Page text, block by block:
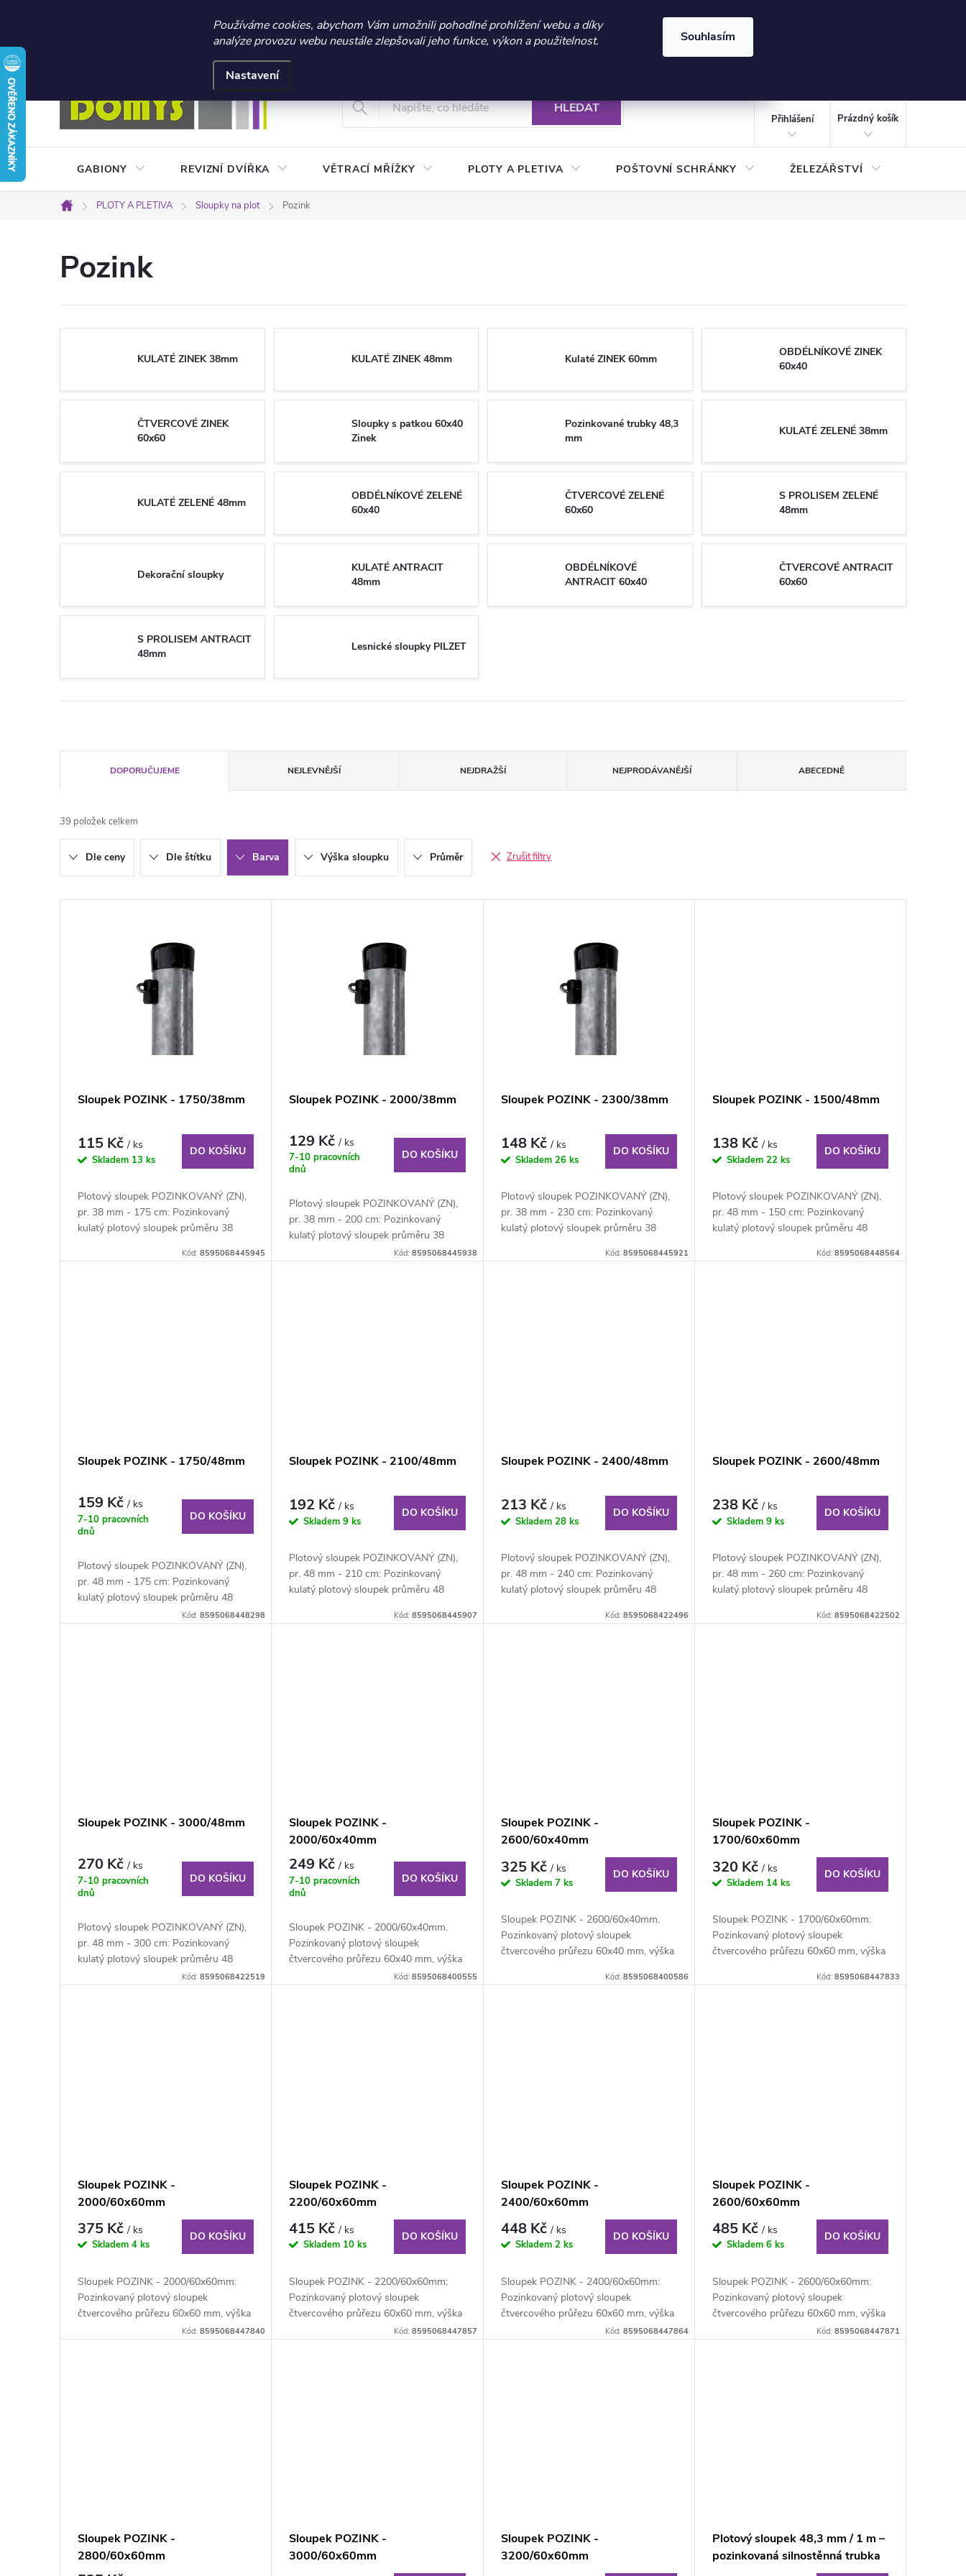
☀️ LETNÍ AKCE 2026 – sleva 300 Kč při nákupu nad 3.000 Kč | Platnost do 21.9.2026 ⏰ | Kód: LÉTO2026
Používáme cookies, abychom Vám umožnili pohodlné prohlížení webu a díky
analýze provozu webu neustále zlepšovali jeho funkce, výkon a použitelnost.
Nastavení
Souhlasím
Přejít
na
obsah
+420 604 269 200
Obchodní podmínky Vrácení a reklamace zboží Podmínky ochrany osobních údajů
HLEDAT
Přihlášení
KOŠÍK
Prázdný košík
GABIONY REVIZNÍ DVÍŘKA VĚTRACÍ MŘÍŽKY PLOTY A PLETIVA POŠTOVNÍ SCHRÁNKY ŽELEZÁŘSTVÍ
Domů
PLOTY A PLETIVA Sloupky na plot Pozink
Pozink
KULATÉ ZINEK 38mm KULATÉ ZINEK 48mm Kulaté ZINEK 60mm
OBDÉLNÍKOVÉ ZINEK
60x40
ČTVERCOVÉ ZINEK
60x60
Sloupky s patkou 60x40
Zinek
Pozinkované trubky 48,3
mm
KULATÉ ZELENÉ 38mm
KULATÉ ZELENÉ 48mm
OBDÉLNÍKOVÉ ZELENÉ
60x40
ČTVERCOVÉ ZELENÉ
60x60
S PROLISEM ZELENÉ
48mm
Dekorační sloupky
KULATÉ ANTRACIT
48mm
OBDÉLNÍKOVÉ
ANTRACIT 60x40
ČTVERCOVÉ ANTRACIT
60x60
S PROLISEM ANTRACIT
48mm
Lesnické sloupky PILZET
a
z
e
n
DOPORUČUJEME NEJLEVNĚJŠÍ NEJDRAŽŠÍ NEJPRODÁVANĚJŠÍ ABECEDNĚ
39 položek celkem
Dle ceny Dle štítku Barva Výška sloupku Průměr Zrušit filtry
Sloupek POZINK - 1750/38mm
115 Kč/ ks
Skladem 13 ks
DO KOŠÍKU
Plotový sloupek POZINKOVANÝ (ZN),
pr. 38 mm - 175 cm: Pozinkovaný
kulatý plotový sloupek průměru 38
Kód:8595068445945
Sloupek POZINK - 2000/38mm
129 Kč/ ks
7-10 pracovních
dnů
DO KOŠÍKU
Plotový sloupek POZINKOVANÝ (ZN),
pr. 38 mm - 200 cm: Pozinkovaný
kulatý plotový sloupek průměru 38
Kód: 8595068445938
Sloupek POZINK - 2300/38mm
148 Kč/ ks
Skladem 26 ks
DO KOŠÍKU
Plotový sloupek POZINKOVANÝ (ZN),
pr. 38 mm - 230 cm: Pozinkovaný
kulatý plotový sloupek průměru 38
Kód: 8595068445921
Sloupek POZINK - 1500/48mm
138 Kč/ ks
Skladem 22 ks
DO KOŠÍKU
Plotový sloupek POZINKOVANÝ (ZN),
pr. 48 mm - 150 cm: Pozinkovaný
kulatý plotový sloupek průměru 48
Kód: 8595068448564
Sloupek POZINK - 1750/48mm
159 Kč/ ks
7-10 pracovních
dnů
DO KOŠÍKU
Plotový sloupek POZINKOVANÝ (ZN),
pr. 48 mm - 175 cm: Pozinkovaný
kulatý plotový sloupek průměru 48
Kód:8595068448298
Sloupek POZINK - 2100/48mm
192 Kč/ ks
Skladem9 ks
DO KOŠÍKU
Plotový sloupek POZINKOVANÝ (ZN),
pr. 48 mm - 210 cm: Pozinkovaný
kulatý plotový sloupek průměru 48
Kód: 8595068445907
Sloupek POZINK - 2400/48mm
213 Kč/ ks
Skladem 28 ks
DO KOŠÍKU
Plotový sloupek POZINKOVANÝ (ZN),
pr. 48 mm - 240 cm: Pozinkovaný
kulatý plotový sloupek průměru 48
Kód: 8595068422496
Sloupek POZINK - 2600/48mm
238 Kč/ ks
Skladem 9 ks
DO KOŠÍKU
Plotový sloupek POZINKOVANÝ (ZN),
pr. 48 mm - 260 cm: Pozinkovaný
kulatý plotový sloupek průměru 48
Kód: 8595068422502
Sloupek POZINK - 3000/48mm
270 Kč/ ks
7-10 pracovních
dnů
DO KOŠÍKU
Plotový sloupek POZINKOVANÝ (ZN),
pr. 48 mm - 300 cm: Pozinkovaný
kulatý plotový sloupek průměru 48
Kód:8595068422519
Sloupek POZINK -
2000/60x40mm
249 Kč/ ks
7-10 pracovních
dnů
DO KOŠÍKU
Sloupek POZINK - 2000/60x40mm.
Pozinkovaný plotový sloupek
čtvercového průřezu 60x40 mm, výška
Kód: 8595068400555
Sloupek POZINK -
2600/60x40mm
325 Kč/ ks
Skladem 7 ks
DO KOŠÍKU
Sloupek POZINK - 2600/60x40mm.
Pozinkovaný plotový sloupek
čtvercového průřezu 60x40 mm, výška
Kód: 8595068400586
Sloupek POZINK -
1700/60x60mm
320 Kč/ ks
Skladem 14 ks
DO KOŠÍKU
Sloupek POZINK - 1700/60x60mm:
Pozinkovaný plotový sloupek
čtvercového průřezu 60x60 mm, výška
Kód: 8595068447833
Sloupek POZINK -
2000/60x60mm
375 Kč/ ks
Skladem 4 ks
DO KOŠÍKU
Sloupek POZINK - 2000/60x60mm:
Pozinkovaný plotový sloupek
čtvercového průřezu 60x60 mm, výška
Kód:8595068447840
Sloupek POZINK -
2200/60x60mm
415 Kč/ ks
Skladem 10 ks
DO KOŠÍKU
Sloupek POZINK - 2200/60x60mm:
Pozinkovaný plotový sloupek
čtvercového průřezu 60x60 mm, výška
Kód: 8595068447857
Sloupek POZINK -
2400/60x60mm
448 Kč/ ks
Skladem 2 ks
DO KOŠÍKU
Sloupek POZINK - 2400/60x60mm:
Pozinkovaný plotový sloupek
čtvercového průřezu 60x60 mm, výška
Kód: 8595068447864
Sloupek POZINK -
2600/60x60mm
485 Kč/ ks
Skladem 6 ks
DO KOŠÍKU
Sloupek POZINK - 2600/60x60mm:
Pozinkovaný plotový sloupek
čtvercového průřezu 60x60 mm, výška
Kód: 8595068447871
Sloupek POZINK -
2800/60x60mm
Sloupek POZINK -
3000/60x60mm
Sloupek POZINK -
3200/60x60mm
Plotový sloupek 48,3 mm / 1 m –
pozinkovaná silnostěnná trubka